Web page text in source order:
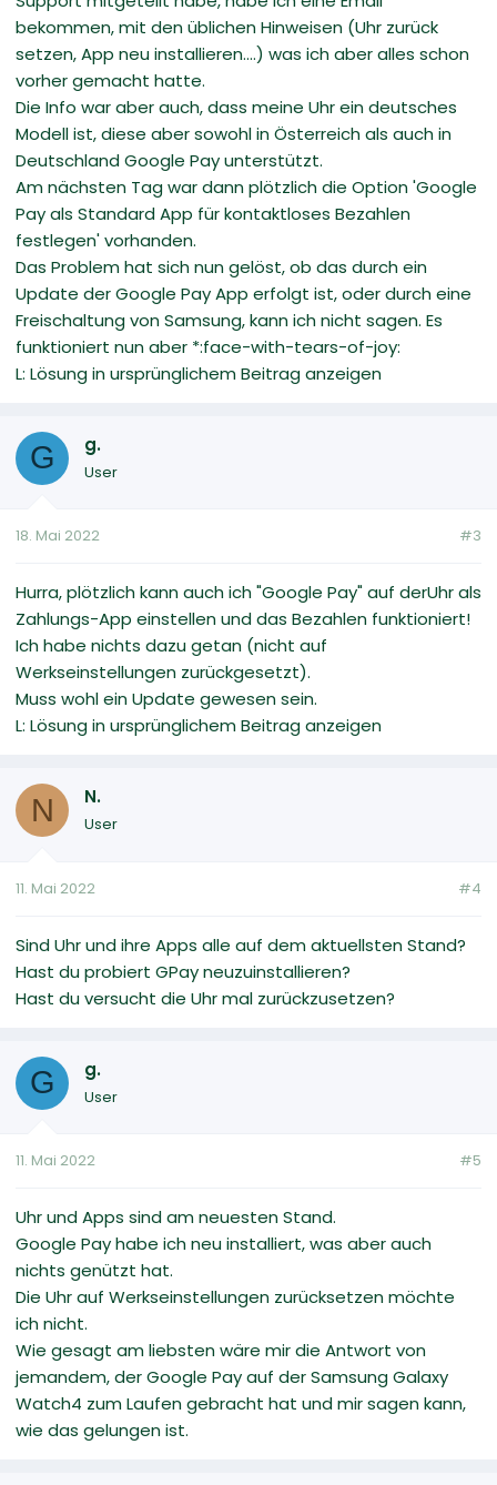
bekommen, mit den üblichen Hinweisen (Uhr zurück
setzen, App neu installieren....) was ich aber alles schon
vorher gemacht hatte.
Die Info war aber auch, dass meine Uhr ein deutsches
Modell ist, diese aber sowohl in Österreich als auch in
Deutschland Google Pay unterstützt.
Am nächsten Tag war dann plötzlich die Option 'Google
Pay als Standard App für kontaktloses Bezahlen
festlegen' vorhanden.
Das Problem hat sich nun gelöst, ob das durch ein
Update der Google Pay App erfolgt ist, oder durch eine
Freischaltung von Samsung, kann ich nicht sagen. Es
funktioniert nun aber *:face-with-tears-of-joy:
L: Lösung in ursprünglichem Beitrag anzeigen
G g.
User
18. Mai 2022 #3
Hurra, plötzlich kann auch ich "Google Pay" auf derUhr als
Zahlungs-App einstellen und das Bezahlen funktioniert!
Ich habe nichts dazu getan (nicht auf
Werkseinstellungen zurückgesetzt).
Muss wohl ein Update gewesen sein.
L: Lösung in ursprünglichem Beitrag anzeigen
N N.
User
11. Mai 2022 #4
Sind Uhr und ihre Apps alle auf dem aktuellsten Stand?
Hast du probiert GPay neuzuinstallieren?
Hast du versucht die Uhr mal zurückzusetzen?
G g.
User
11. Mai 2022 #5
Uhr und Apps sind am neuesten Stand.
Google Pay habe ich neu installiert, was aber auch
nichts genützt hat.
Die Uhr auf Werkseinstellungen zurücksetzen möchte
ich nicht.
Wie gesagt am liebsten wäre mir die Antwort von
jemandem, der Google Pay auf der Samsung Galaxy
Watch4 zum Laufen gebracht hat und mir sagen kann,
wie das gelungen ist.